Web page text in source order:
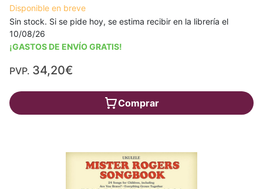
Disponible en breve
Sin stock. Si se pide hoy, se estima recibir en la librería el
10/08/26
¡GASTOS DE ENVÍO GRATIS!
PVP. 34,20€
Comprar